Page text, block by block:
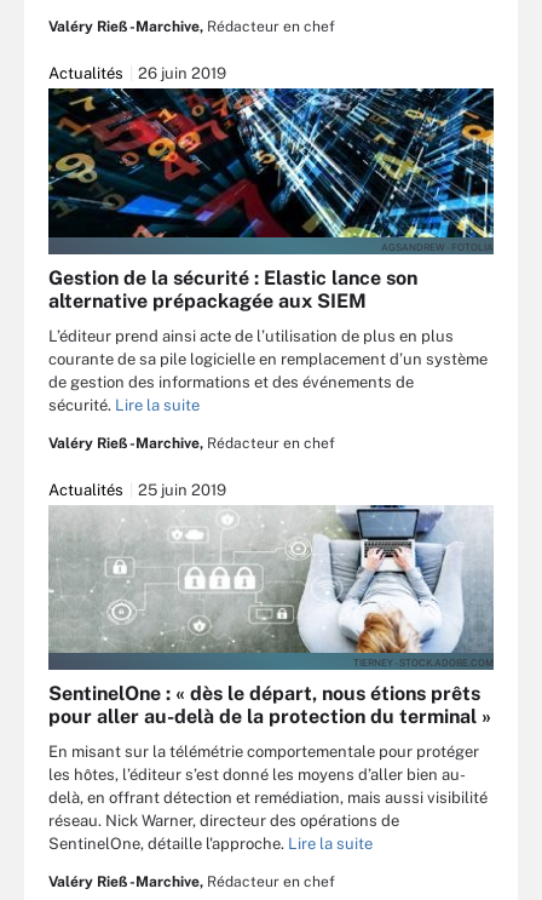
Valéry Rieß-Marchive, Rédacteur en chef
Actualités 26 juin 2019
AGSANDREW - FOTOLIA
Gestion de la sécurité : Elastic lance son
alternative prépackagée aux SIEM
L’éditeur prend ainsi acte de l’utilisation de plus en plus
courante de sa pile logicielle en remplacement d’un système
de gestion des informations et des événements de
sécurité. Lire la suite
Valéry Rieß-Marchive, Rédacteur en chef
Actualités 25 juin 2019
TIERNEY - STOCK.ADOBE.COM
SentinelOne : « dès le départ, nous étions prêts
pour aller au-delà de la protection du terminal »
En misant sur la télémétrie comportementale pour protéger
les hôtes, l’éditeur s’est donné les moyens d’aller bien au-
delà, en offrant détection et remédiation, mais aussi visibilité
réseau. Nick Warner, directeur des opérations de
SentinelOne, détaille l'approche. Lire la suite
Valéry Rieß-Marchive, Rédacteur en chef